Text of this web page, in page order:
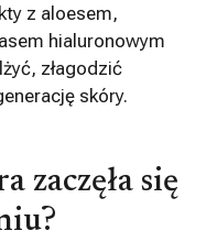
z aloesem,
hialuronowym
złagodzić
skóry.
zaczęła się